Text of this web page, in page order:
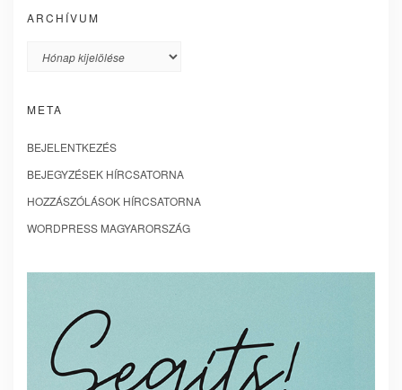
ARCHÍVUM
Archívum
META
BEJELENTKEZÉS
BEJEGYZÉSEK HÍRCSATORNA
HOZZÁSZÓLÁSOK HÍRCSATORNA
WORDPRESS MAGYARORSZÁG